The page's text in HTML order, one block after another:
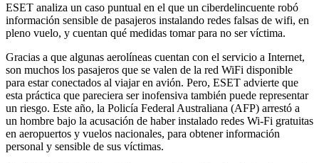
ESET analiza un caso puntual en el que un ciberdelincuente robó
información sensible de pasajeros instalando redes falsas de wifi, en
pleno vuelo, y cuentan qué medidas tomar para no ser víctima.
Gracias a que algunas aerolíneas cuentan con el servicio a Internet,
son muchos los pasajeros que se valen de la red WiFi disponible
para estar conectados al viajar en avión. Pero, ESET advierte que
esta práctica que pareciera ser inofensiva también puede representar
un riesgo. Este año, la Policía Federal Australiana (AFP) arrestó a
un hombre bajo la acusación de haber instalado redes Wi-Fi gratuitas
en aeropuertos y vuelos nacionales, para obtener información
personal y sensible de sus víctimas.